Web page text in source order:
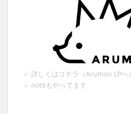
＞ 詳しくはコチラ（Arumon LPへ）
＞ noteもやってます